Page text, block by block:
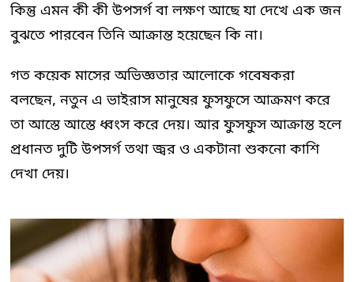
কিন্তু এমন কী কী উপসর্গ বা লক্ষণ আছে যা দেখে এক জন
বুঝতে পারবেন তিনি আক্রান্ত হয়েছেন কি না।
গত কয়েক মাসের অভিজ্ঞতার আলোকে গবেষকরা
বলছেন, নতুন এ ভাইরাস মানুষের ফুসফুসে আক্রমণ করে
তা আস্তে আস্তে ধ্বংস করে দেয়। আর ফুসফুস আক্রান্ত হলে
প্রধানত দুটি উপসর্গ তথা জ্বর ও একটানা শুকনো কাশি
দেখা দেয়।